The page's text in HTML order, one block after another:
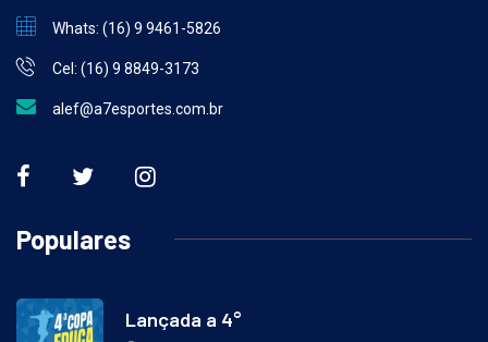
Whats: (16) 9 9461-5826
Cel: (16) 9 8849-3173
alef@a7esportes.com.br
Populares
Lançada a 4°